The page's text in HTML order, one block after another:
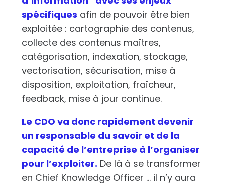
spécifiques afin de pouvoir être bien
exploitée : cartographie des contenus,
collecte des contenus maîtres,
catégorisation, indexation, stockage,
vectorisation, sécurisation, mise à
disposition, exploitation, fraîcheur,
feedback, mise à jour continue.
Le CDO va donc rapidement devenir
un responsable du savoir et de la
capacité de l’entreprise à l’organiser
pour l’exploiter. De là à se transformer
en Chief Knowledge Officer … il n’y aura